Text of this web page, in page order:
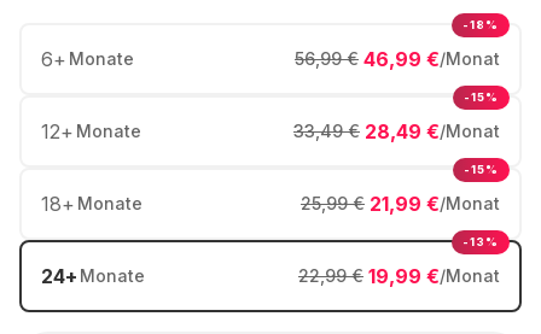
6+ Monate 46,99 €/Monat
56,99 €
-18%
12+ Monate 28,49 €/Monat
33,49 €
-15%
18+ Monate 21,99 €/Monat
25,99 €
-15%
24+ Monate 19,99 €/Monat
22,99 €
-13%